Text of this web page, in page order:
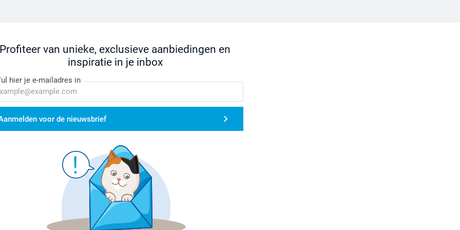
Profiteer van unieke, exclusieve aanbiedingen en
inspiratie in je inbox
hier je e-mailadres in
voor de nieuwsbrief